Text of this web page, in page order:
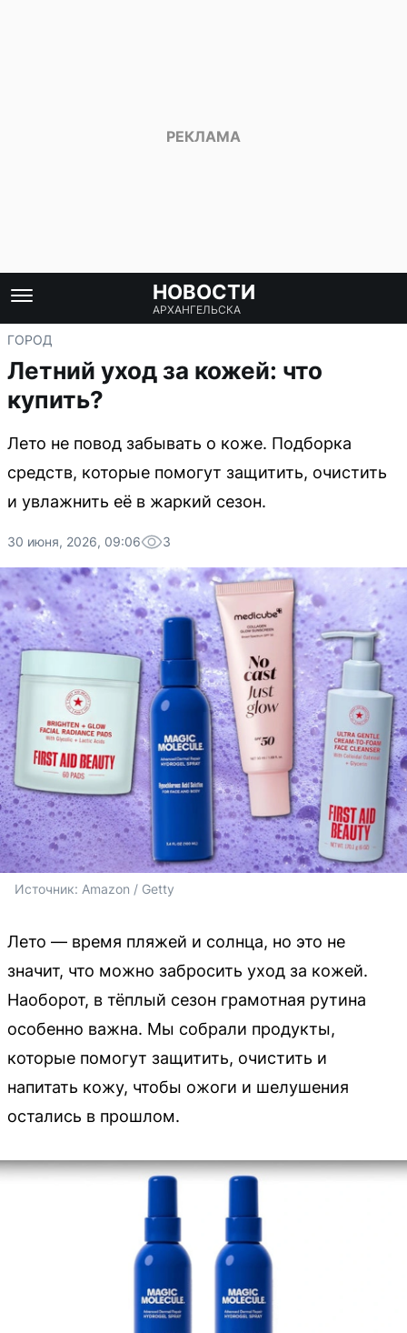
НОВОСТИ
АРХАНГЕЛЬСКА
ГОРОД
Летний уход за кожей: что
купить?
Лето не повод забывать о коже. Подборка
средств, которые помогут защитить, очистить
и увлажнить её в жаркий сезон.
30 июня, 2026, 09:06 3
Источник: Amazon / Getty
Лето — время пляжей и солнца, но это не
значит, что можно забросить уход за кожей.
Наоборот, в тёплый сезон грамотная рутина
особенно важна. Мы собрали продукты,
которые помогут защитить, очистить и
напитать кожу, чтобы ожоги и шелушения
остались в прошлом.